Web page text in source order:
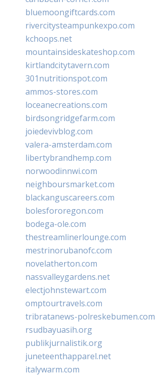
bluemoongiftcards.com
rivercitysteampunkexpo.com
kchoops.net
mountainsideskateshop.com
kirtlandcitytavern.com
301nutritionspot.com
ammos-stores.com
loceanecreations.com
birdsongridgefarm.com
joiedevivblog.com
valera-amsterdam.com
libertybrandhemp.com
norwoodinnwi.com
neighboursmarket.com
blackanguscareers.com
bolesfororegon.com
bodega-ole.com
thestreamlinerlounge.com
mestrinorubanofc.com
novelatherton.com
nassvalleygardens.net
electjohnstewart.com
omptourtravels.com
tribratanews-polreskebumen.com
rsudbayuasih.org
publikjurnalistik.org
juneteenthapparel.net
italywarm.com